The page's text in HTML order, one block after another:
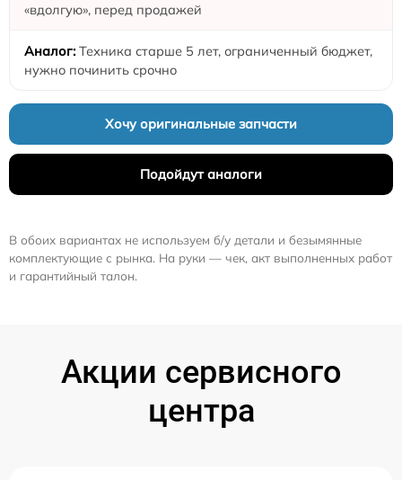
«вдолгую», перед продажей
Техника старше 5 лет, ограниченный бюджет,
нужно починить срочно
Хочу оригинальные запчасти
Подойдут аналоги
В обоих вариантах не используем б/у детали и безымянные
комплектующие с рынка. На руки — чек, акт выполненных работ
и гарантийный талон.
Акции сервисного
центра